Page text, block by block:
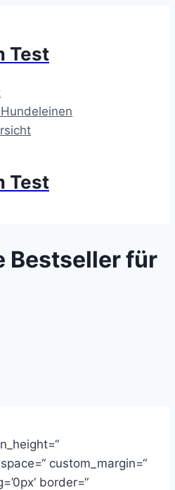
Test
Test
Bestseller für
custom_margin=“
border=“